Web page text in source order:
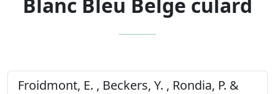
Froidmont, E. , Beckers, Y. , Rondia, P. &